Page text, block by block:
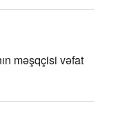
məşqçisi vəfat